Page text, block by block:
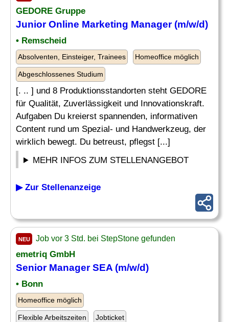
GEDORE Gruppe
JuniorOnline Marketing Manager (m/w/d)
• Remscheid
Absolventen, Einsteiger, Trainees Homeoffice möglich
Abgeschlossenes Studium
[. .. ] und 8 Produktionsstandorten steht GEDORE
für Qualität, Zuverlässigkeit und Innovationskraft.
Aufgaben Du kreierst spannenden, informativen
Content rund um Spezial- und Handwerkzeug, der
wirklich bewegt. Du betreust, pflegst [...]
MEHR INFOS ZUM STELLENANGEBOT
▶ Zur Stellenanzeige
NEU Job vor 3 Std. bei StepStone gefunden
emetriq GmbH
Senior Manager SEA (m/w/d)
• Bonn
Homeoffice möglich
Flexible Arbeitszeiten Jobticket